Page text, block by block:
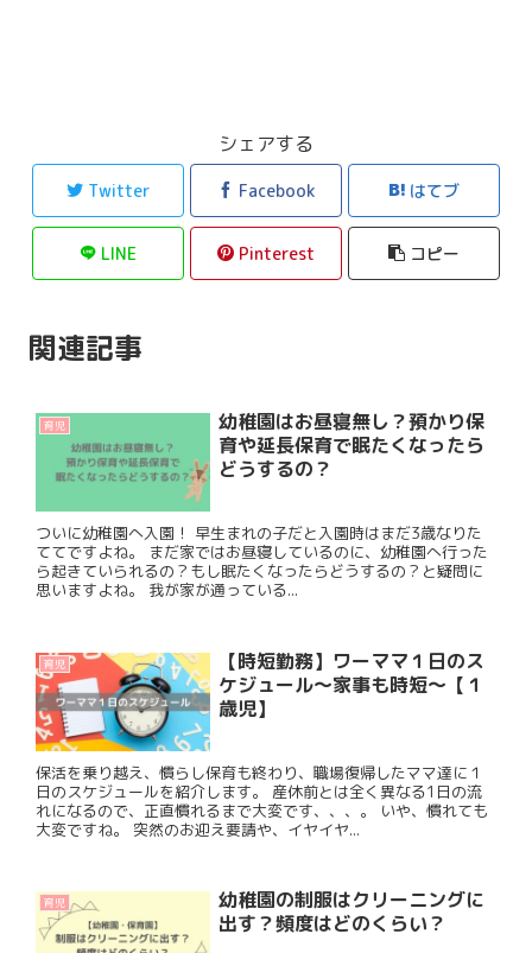
シェアする
Twitter Facebook はてブ
LINE Pinterest コピー
関連記事
育児
幼稚園はお昼寝無し？預かり保
育や延長保育で眠たくなったら
どうするの？
ついに幼稚園へ入園！ 早生まれの子だと入園時はまだ3歳なりた
ててですよね。 まだ家ではお昼寝しているのに、幼稚園へ行った
ら起きていられるの？もし眠たくなったらどうするの？と疑問に
思いますよね。 我が家が通っている...
育児
【時短勤務】ワーママ１日のス
ケジュール〜家事も時短〜【１
歳児】
保活を乗り越え、慣らし保育も終わり、職場復帰したママ達に１
日のスケジュールを紹介します。 産休前とは全く異なる1日の流
れになるので、正直慣れるまで大変です、、、。 いや、慣れても
大変ですね。 突然のお迎え要請や、イヤイヤ...
育児
幼稚園の制服はクリーニングに
出す？頻度はどのくらい？